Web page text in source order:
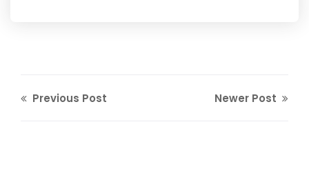
Previous Post Newer Post